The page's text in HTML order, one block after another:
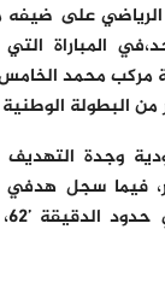
على ضيفه
المباراة
مركب محمد
من البطولة الوطنية
فيما سجل هدفي